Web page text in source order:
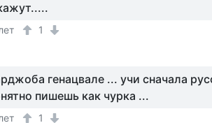
1
генацвале ... учи сначала
пишешь как чурка ...
1